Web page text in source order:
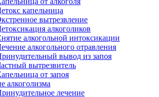
капельница
вытрезвление
алкоголиков
алкогольной интоксикации
алкогольного отравления
вывод из запоя
вытрезвитель
от запоя
алкоголизма
лечение